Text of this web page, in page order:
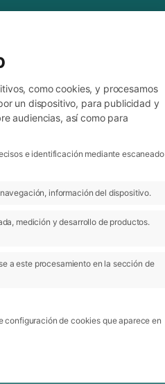
CATEGORÍAS
como cookies, y procesamos
un dispositivo, para publicidad y
audiencias, así como para
e identificación mediante escaneado
información del dispositivo.
medición y desarrollo de productos.
a este procesamiento en la sección de
configuración de cookies que aparece en